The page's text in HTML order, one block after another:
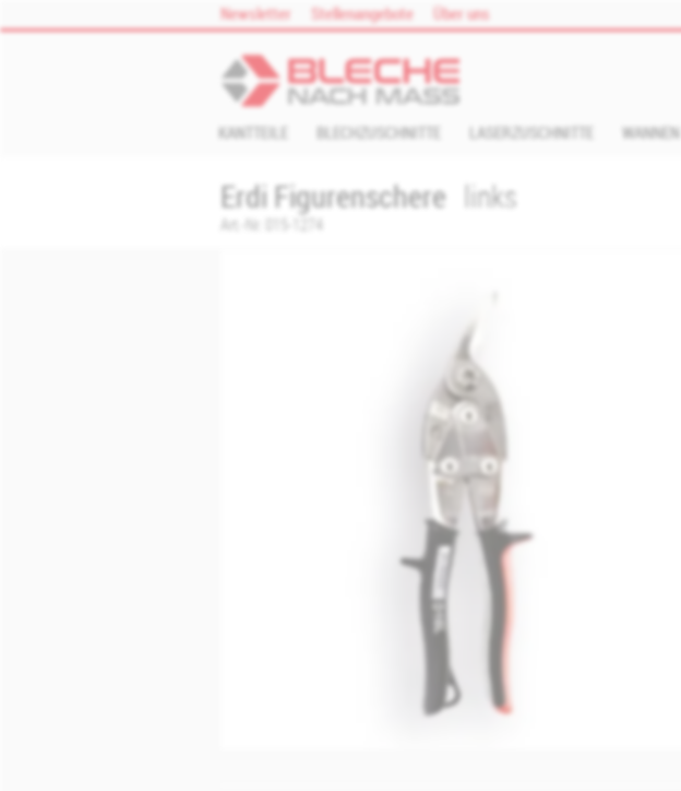
Newsletter Stellenangebote Über uns
KANTTEILE BLECHZUSCHNITTE LASERZUSCHNITTE WANNEN
Erdi Figurenschere links
Art.-Nr. 015-1274